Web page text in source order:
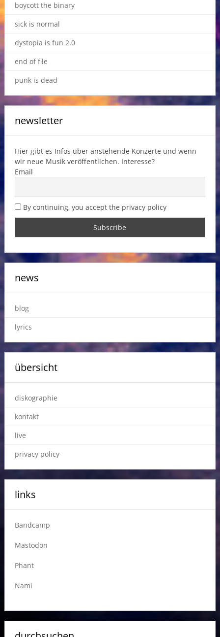
boycott the binary
sick is normal
dystopia is fun 2.0
end of file
punk is dead
newsletter
Hier gibt es Infos über anstehende Konzerte und wenn
wir neue Musik veröffentlichen. Interesse?
Email
By continuing, you accept the privacy policy
news
blog
lyrics
übersicht
diskographie
kontakt
live
privacy policy
links
Bandcamp
Mastodon
Phant
Nami